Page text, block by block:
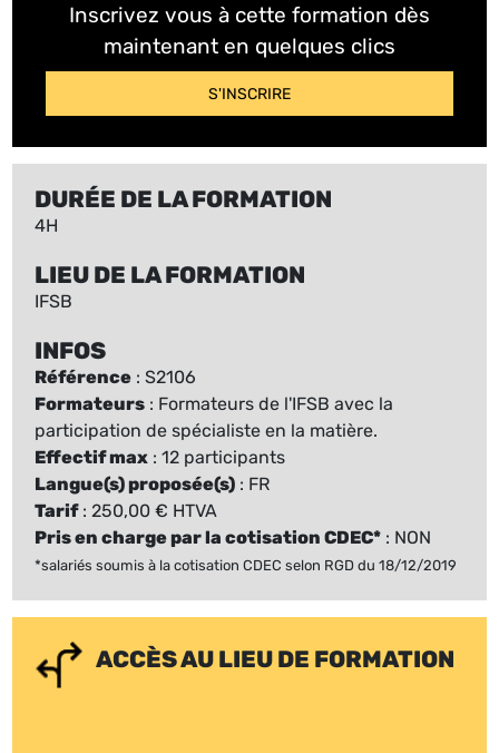
Inscrivez vous à cette formation dès
maintenant en quelques clics
S'INSCRIRE
DURÉE DE LA FORMATION
4H
LIEU DE LA FORMATION
IFSB
INFOS
Référence : S2106
Formateurs : Formateurs de l'IFSB avec la
participation de spécialiste en la matière.
Effectif max : 12 participants
Langue(s) proposée(s) : FR
Tarif: 250,00 € HTVA
Pris en charge par la cotisation CDEC* : NON
*salariés soumis à la cotisation CDEC selon RGD du 18/12/2019
ACCÈS AU LIEU DE FORMATION